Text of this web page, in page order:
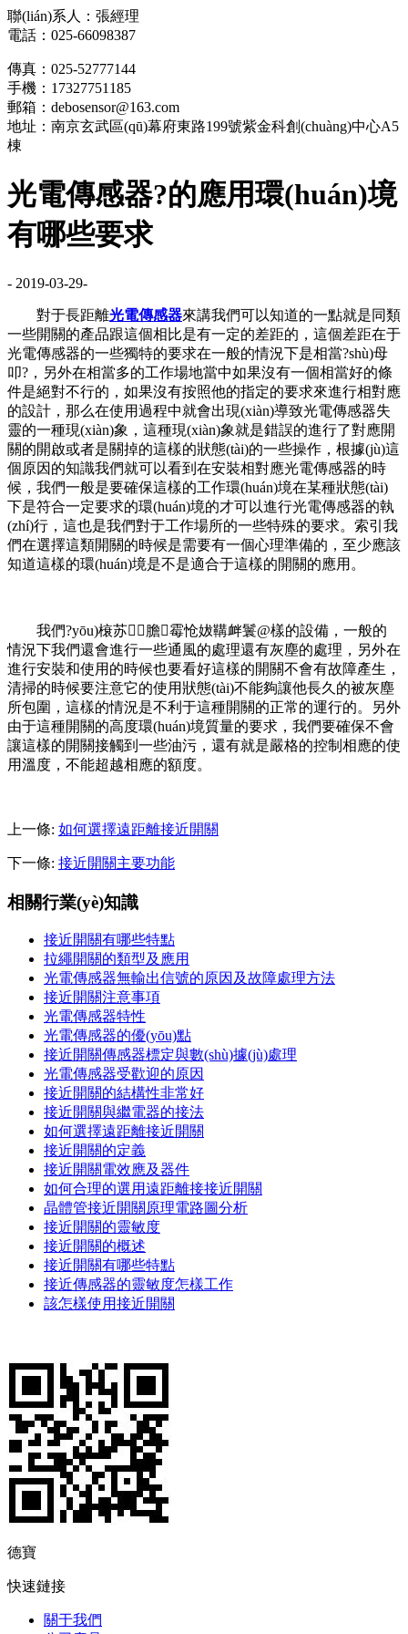
聯(lián)系人：張經理
電話：025-66098387
傳真：025-52777144
手機：17327751185
郵箱：debosensor@163.com
地址：南京玄武區(qū)幕府東路199號紫金科創(chuàng)中心A5
棟
光電傳感器?的應用環(huán)境
有哪些要求
- 2019-03-29-
對于長距離光電傳感器來講我們可以知道的一點就是同類
一些開關的產品跟這個相比是有一定的差距的，這個差距在于
光電傳感器的一些獨特的要求在一般的情況下是相當?shù)母
叩?，另外在相當多的工作場地當中如果沒有一個相當好的條
件是絕對不行的，如果沒有按照他的指定的要求來進行相對應
的設計，那么在使用過程中就會出現(xiàn)導致光電傳感器失
靈的一種現(xiàn)象，這種現(xiàn)象就是錯誤的進行了對應開
關的開啟或者是關掉的這樣的狀態(tài)的一些操作，根據(jù)這
個原因的知識我們就可以看到在安裝相對應光電傳感器的時
候，我們一般是要確保這樣的工作環(huán)境在某種狀態(tài)
下是符合一定要求的環(huán)境的才可以進行光電傳感器的執
(zhí)行，這也是我們對于工作場所的一些特殊的要求。索引我
們在選擇這類開關的時候是需要有一個心理準備的，至少應該
知道這樣的環(huán)境是不是適合于這樣的開關的應用。
我們?yōu)榱苏５膽霉怆妭鞲衅鬟@樣的設備，一般的
情況下我們還會進行一些通風的處理還有灰塵的處理，另外在
進行安裝和使用的時候也要看好這樣的開關不會有故障產生，
清掃的時候要注意它的使用狀態(tài)不能夠讓他長久的被灰塵
所包圍，這樣的情況是不利于這種開關的正常的運行的。另外
由于這種開關的高度環(huán)境質量的要求，我們要確保不會
讓這樣的開關接觸到一些油污，還有就是嚴格的控制相應的使
用溫度，不能超越相應的額度。
上一條: 如何選擇遠距離接近開關
下一條: 接近開關主要功能
相關行業(yè)知識
接近開關有哪些特點
拉繩開關的類型及應用
光電傳感器無輸出信號的原因及故障處理方法
接近開關注意事項
光電傳感器特性
光電傳感器的優(yōu)點
接近開關傳感器標定與數(shù)據(jù)處理
光電傳感器受歡迎的原因
接近開關的結構性非常好
接近開關與繼電器的接法
如何選擇遠距離接近開關
接近開關的定義
接近開關電效應及器件
如何合理的選用遠距離接接近開關
晶體管接近開關原理電路圖分析
接近開關的靈敏度
接近開關的概述
接近開關有哪些特點
接近傳感器的靈敏度怎樣工作
該怎樣使用接近開關
德寶
快速鏈接
關于我們